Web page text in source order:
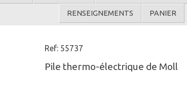
RENSEIGNEMENTS PANIER
Ref: 55737
Pile thermo-électrique de Moll